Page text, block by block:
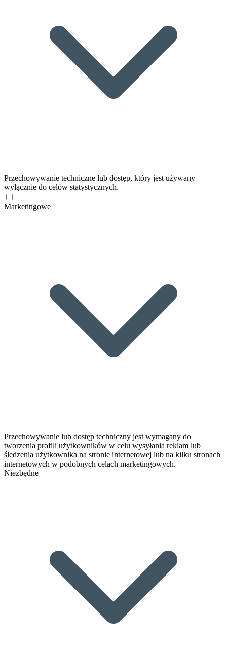
Przechowywanie techniczne lub dostęp, który jest używany
wyłącznie do celów statystycznych.
Marketingowe
Przechowywanie lub dostęp techniczny jest wymagany do
tworzenia profili użytkowników w celu wysyłania reklam lub
śledzenia użytkownika na stronie internetowej lub na kilku stronach
internetowych w podobnych celach marketingowych.
Niezbędne